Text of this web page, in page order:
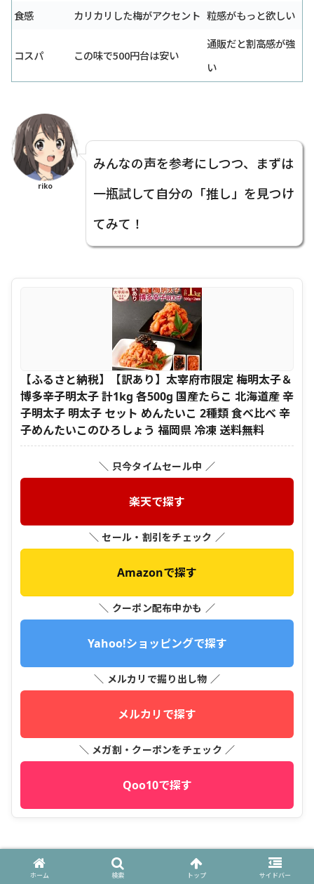
食感
カリカリした梅がアクセント 粒感がもっと欲しい
コスパ この味で500円台は安い
通販だと割高感が強
い
riko
みんなの声を参考にしつつ、まずは
一瓶試して自分の「推し」を見つけ
てみて！
【ふるさと納税】【訳あり】太宰府市限定 梅明太子＆
博多辛子明太子 計1kg 各500g 国産たらこ 北海道産 辛
子明太子 明太子 セット めんたいこ 2種類 食べ比べ 辛
子めんたいこのひろしょう 福岡県 冷凍 送料無料
＼ 只今タイムセール中 ／
楽天で探す
＼ セール・割引をチェック ／
Amazonで探す
＼ クーポン配布中かも ／
Yahoo!ショッピングで探す
＼ メルカリで掘り出し物 ／
メルカリで探す
＼ メガ割・クーポンをチェック ／
Qoo10で探す
⬇️こちらの記事もよく読まれています
ホーム 検索 トップ サイドバー